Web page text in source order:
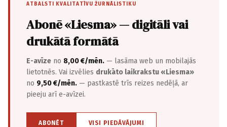
ATBALSTI KVALITATĪVU ŽURNĀLISTIKU
Abonē «Liesma» — digitāli vai
drukātā formātā
E-avīze no 8,00 €/mēn. — lasāma web un mobilajās
lietotnēs. Vai izvēlies drukāto laikrakstu «Liesma»
no 9,50 €/mēn. — pastkastē trīs reizes nedēļā, ar
pieeju arī e-avīzei.
ABONĒT VISI PIEDĀVĀJUMI